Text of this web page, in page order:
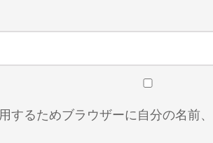
するためブラウザーに自分の名前